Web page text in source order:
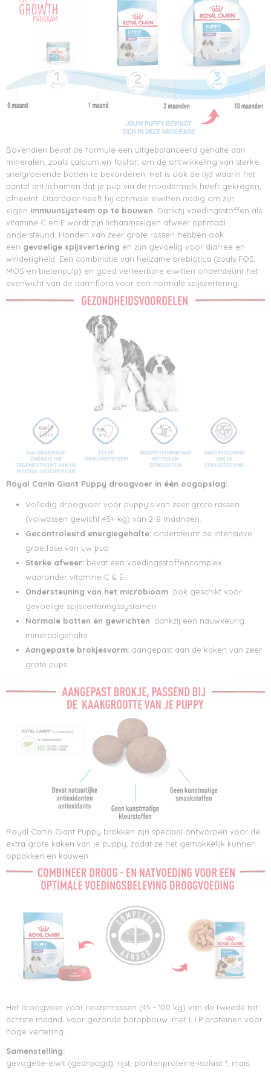
Bovendien bevat de formule een uitgebalanceerd gehalte aan
mineralen, zoals calcium en fosfor, om de ontwikkeling van sterke,
snelgroeiende botten te bevorderen. Het is ook de tijd waarin het
aantal antilichamen dat je pup via de moedermelk heeft gekregen,
afneemt. Daardoor heeft hij optimale eiwitten nodig om zijn
eigen immuunsysteem op te bouwen . Dankzij voedingsstoffen als
vitamine C en E wordt zijn lichaamseigen afweer optimaal
ondersteund. Honden van zeer grote rassen hebben ook
een gevoelige spijsvertering en zijn gevoelig voor diarree en
winderigheid. Een combinatie van heilzame prebiotica (zoals FOS,
MOS en bietenpulp) en goed verteerbare eiwitten ondersteunt het
evenwicht van de darmflora voor een normale spijsvertering.
Royal Canin Giant Puppy droogvoer in één oogopslag:
Volledig droogvoer voor puppy's van zeer grote rassen
(volwassen gewicht 45+ kg) van 2-8 maanden.
Gecontroleerd energiegehalte: ondersteunt de intensieve
groeifase van uw pup
Sterke afweer: bevat een voedingsstoffencomplex
waaronder vitamine C & E
Ondersteuning van het microbioom: ook geschikt voor
gevoelige spijsverteringssystemen
Normale botten en gewrichten: dankzij een nauwkeurig
mineraalgehalte
Aangepaste brokjesvorm: aangepast aan de kaken van zeer
grote pups
Royal Canin Giant Puppy brokken zijn speciaal ontworpen voor de
extra grote kaken van je puppy, zodat ze het gemakkelijk kunnen
oppakken en kauwen.
Het droogvoer voor reuzenrassen (45 - 100 kg) van de tweede tot
achtste maand, voor gezonde botopbouw. met L.I.P proteïnen voor
hoge vertering.
Samenstelling:
gevogelte-eiwit (gedroogd), rijst, plantenproteïne-isolaat *, maïs,